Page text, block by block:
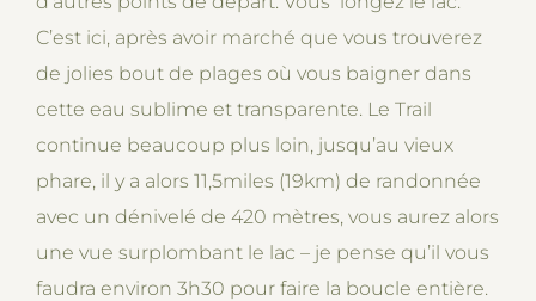
C’est ici, après avoir marché que vous trouverez
de jolies bout de plages où vous baigner dans
cette eau sublime et transparente. Le Trail
continue beaucoup plus loin, jusqu’au vieux
phare, il y a alors 11,5miles (19km) de randonnée
avec un dénivelé de 420 mètres, vous aurez alors
une vue surplombant le lac – je pense qu’il vous
faudra environ 3h30 pour faire la boucle entière.